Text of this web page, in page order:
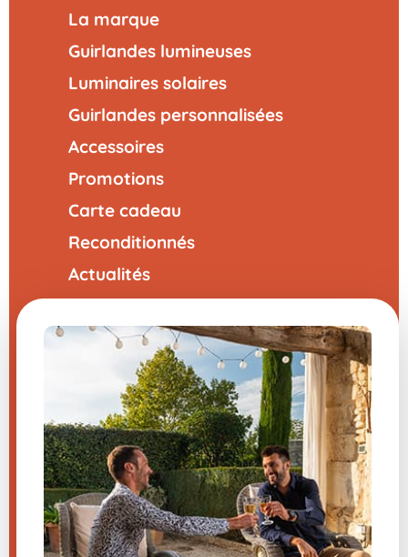
La marque
Guirlandes lumineuses
Luminaires solaires
Guirlandes personnalisées
Accessoires
Promotions
Carte cadeau
Reconditionnés
Actualités
Nos points forts
Garantie 3 ans
30 jours pour changer d'avis
Livraison rapide 24 - 48h
4,8/5 sur Trustpilot
Utile